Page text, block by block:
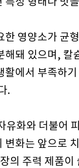
한 영양소가 균
해돼 있으며, 칼
활에서 부족하
.
유화와 더불어
변화는 앞으로
의 주력 제품